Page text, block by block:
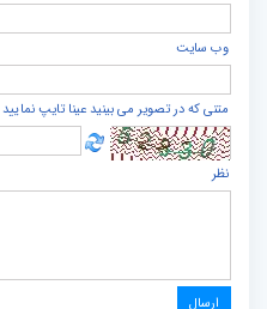
وب سایت
متنی که در تصویر می بینید عینا تایپ نمایید
نظر